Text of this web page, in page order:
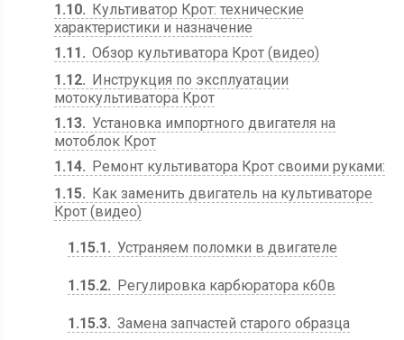
1.10
Культиватор Крот: технические
характеристики и назначение
1.11
Обзор культиватора Крот (видео)
1.12
Инструкция по эксплуатации
мотокультиватора Крот
1.13 Установка импортного двигателя на
мотоблок Крот
1.14
Ремонт культиватора Крот своими руками:
1.15
Как заменить двигатель на культиваторе
Крот (видео)
1.15.1 Устраняем поломки в двигателе
1.15.2 Регулировка карбюратора к60в
1.15.3 Замена запчастей старого образца